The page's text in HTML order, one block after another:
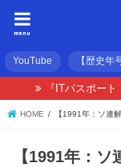
menu
YouTube 【歴史年
『ITパスポー
HOME 【1991年：ソ連
【1991年：